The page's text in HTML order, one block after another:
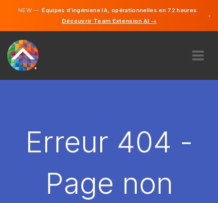
NEW —Équipes d’ingénierie IA, opérationnelles en 72 heures.
Découvrir Team Extension AI →
×
DÉMARRER
Erreur 404 -
Page non